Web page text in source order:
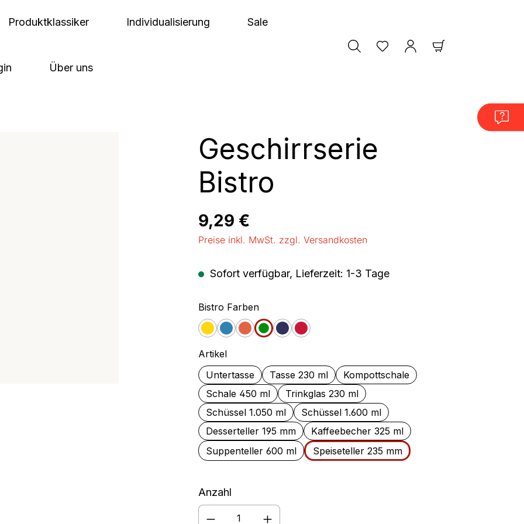
Produktklassiker
Rührbecher
Individualisierung Sale
Über uns
Geschirrserie
Bistro
Regulärer Preis:
9,29 €
Preise inkl. MwSt. zzgl. Versandkosten
Sofort verfügbar, Lieferzeit: 1-3 Tage
Bistro Farbenauswählen
GelbBlauOrange
GrünJeansCherry
Artikelauswählen
Untertasse
Tasse 230 ml
Kompottschale
Schale 450 ml
Trinkglas 230 ml
Schüssel 1.050 ml
Schüssel 1.600 ml
Desserteller 195 mm
Kaffeebecher 325 ml
Suppenteller 600 ml
Speiseteller 235 mm
Anzahl
Produkt Anzahl: Gib den gewünschten Wert